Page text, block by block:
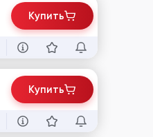
Купить
Купить